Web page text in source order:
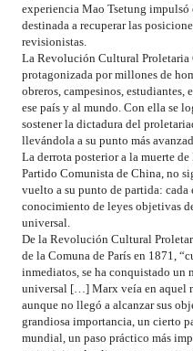
experiencia Mao Tsetung
destinada a recuperar las
revisionistas.
La Revolución Cultural
protagonizada por millones de
obreros, campesinos,
ese país y al mundo. Con ella se
sostener la dictadura del
llevándola a su punto más
La derrota posterior a la muerte
Partido Comunista de China, no
vuelto a su punto de partida:
conocimiento de leyes objetivas
universal.
De la Revolución Cultural
de la Comuna de París en 1871,
inmediatos, se ha conquistado
universal […] Marx veía en aquel
aunque no llegó a alcanzar sus
grandiosa importancia, un cierto
mundial, un paso práctico más